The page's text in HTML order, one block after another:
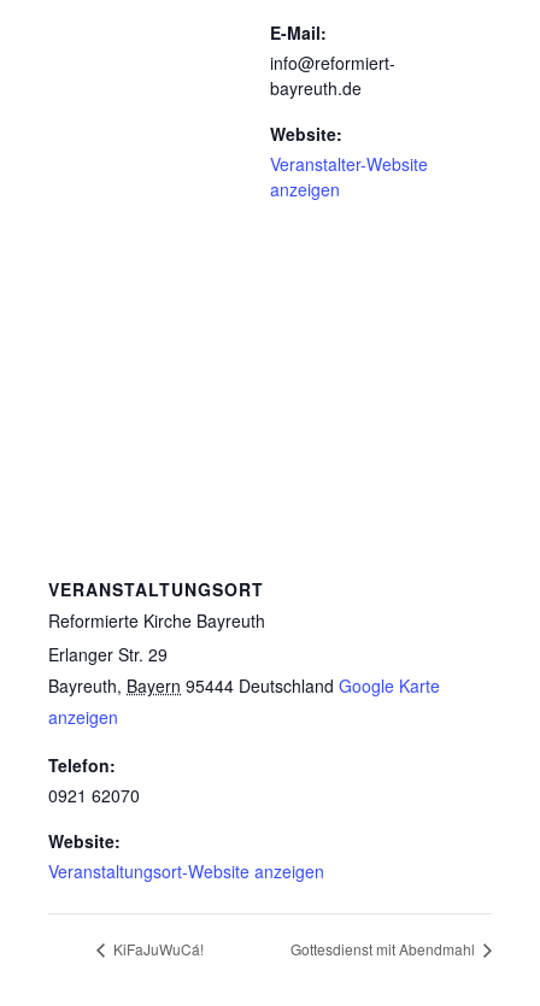
E-Mail:
info@reformiert-
bayreuth.de
Website:
Veranstalter-Website
anzeigen
VERANSTALTUNGSORT
Reformierte Kirche Bayreuth
Erlanger Str. 29
Bayreuth, Bayern 95444 Deutschland Google Karte
anzeigen
Telefon:
0921 62070
Website:
Veranstaltungsort-Website anzeigen
KiFaJuWuCá! Gottesdienst mit Abendmahl